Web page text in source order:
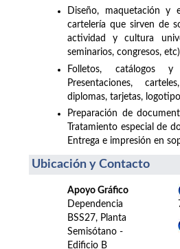
Diseño, maquetación y
cartelería que sirven de
actividad y cultura
seminarios, congresos,
Folletos, catálogos y
Presentaciones,
diplomas, tarjetas,
Preparación de
Tratamiento especial de
Entrega e impresión en
Ubicación y Contacto
Apoyo Gráfico
Dependencia
BSS27, Planta
Semisótano -
Edificio B